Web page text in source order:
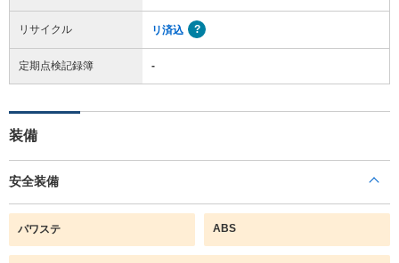
リサイクル リ済込
定期点検記録簿 -
装備
安全装備
パワステ ABS